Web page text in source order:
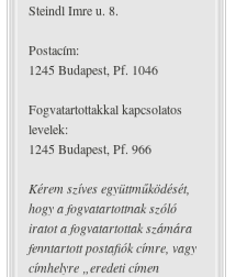
Steindl Imre u. 8.
Postacím:
1245 Budapest, Pf. 1046
Fogvatartottakkal kapcsolatos
levelek:
1245 Budapest, Pf. 966
Kérem szíves együttműködését,
hogy a fogvatartottnak szóló
iratot a fogvatartottak számára
fenntartott postafiók címre, vagy
címhelyre „eredeti címen